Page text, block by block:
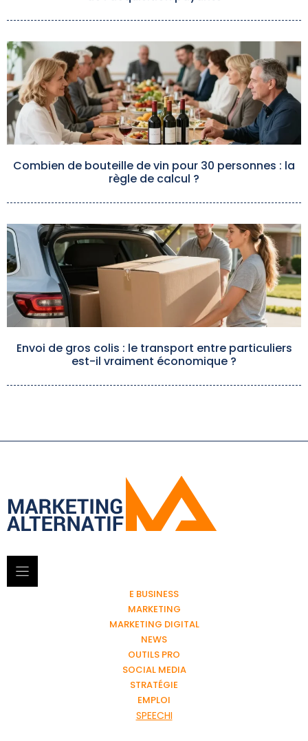
Combien de bouteille de vin pour 30 personnes : la
règle de calcul ?
Envoi de gros colis : le transport entre particuliers
est-il vraiment économique ?
E BUSINESS
MARKETING
MARKETING DIGITAL
NEWS
OUTILS PRO
SOCIAL MEDIA
STRATÉGIE
EMPLOI
SPEECHI